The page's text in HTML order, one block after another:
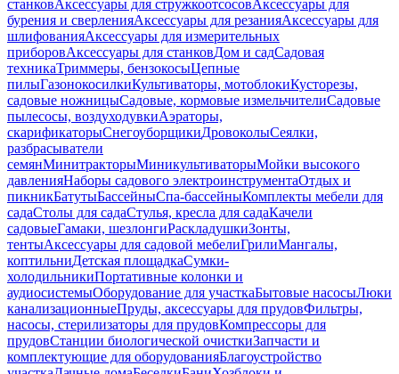
станковАксессуары для стружкоотсосовАксессуары для
бурения и сверленияАксессуары для резанияАксессуары для
шлифованияАксессуары для измерительных
приборовАксессуары для станковДом и садСадовая
техникаТриммеры, бензокосыЦепные
пилыГазонокосилкиКультиваторы, мотоблокиКусторезы,
садовые ножницыСадовые, кормовые измельчителиСадовые
пылесосы, воздуходувкиАэраторы,
скарификаторыСнегоуборщикиДровоколыСеялки,
разбрасыватели
семянМинитракторыМиникультиваторыМойки высокого
давленияНаборы садового электроинструментаОтдых и
пикникБатутыБассейныСпа-бассейныКомплекты мебели для
садаСтолы для садаСтулья, кресла для садаКачели
садовыеГамаки, шезлонгиРаскладушкиЗонты,
тентыАксессуары для садовой мебелиГрилиМангалы,
коптильниДетская площадкаСумки-
холодильникиПортативные колонки и
аудиосистемыОборудование для участкаБытовые насосыЛюки
канализационныеПруды, аксессуары для прудовФильтры,
насосы, стерилизаторы для прудовКомпрессоры для
прудовСтанции биологической очисткиЗапчасти и
комплектующие для оборудованияБлагоустройство